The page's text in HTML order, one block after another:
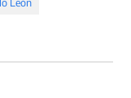
León